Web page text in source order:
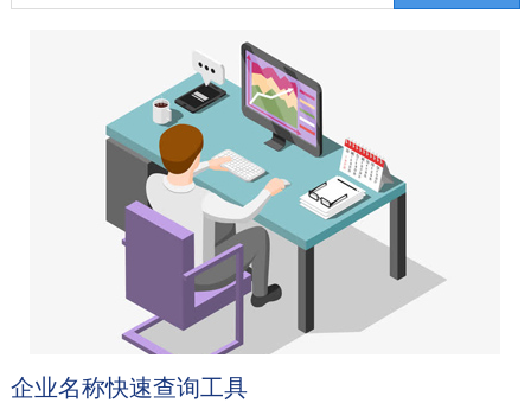
企业名称快速查询工具